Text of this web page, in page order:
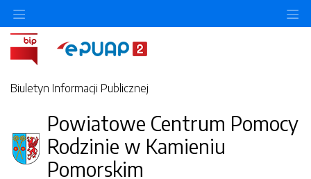
Biuletyn Informacji Publicznej
Powiatowe Centrum Pomocy
Rodzinie w Kamieniu
Pomorskim